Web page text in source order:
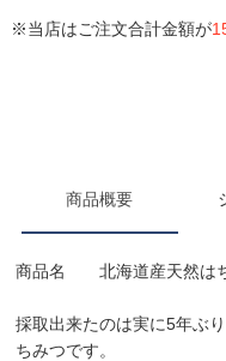
※当店はご注文合計金額が
商品概要
商品名 北海道産天然は
採取出来たのは実に5年ぶ
ちみつです。